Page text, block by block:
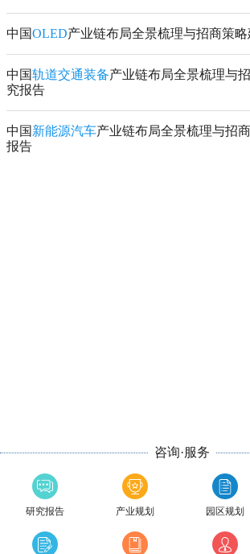
中国OLED产业链布局全景梳理与招商策
中国轨道交通装备产业链布局全景梳理与
究报告
中国 新能源汽车产业链布局全景梳理与招
报告
咨询·服务
研究报告 产业规划 园区规划